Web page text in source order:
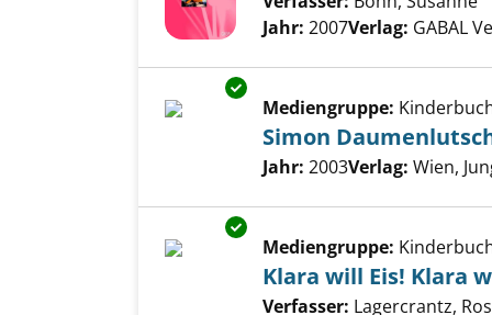
Jahr: 2007Verlag: GABAL
Exemplar-Details von Simon
Mediengruppe:
Simon
Suche nach diesem
Jahr: 2003Verlag: Wien,
Exemplar-Details von Klara will
Mediengruppe:
Klara will Eis! Klara
Verfasser: Lagercrantz,